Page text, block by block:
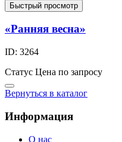
Быстрый просмотр
«Ранняя весна»
ID: 3264
Статус Цена по запросу
Вернуться в каталог
Информация
О нас